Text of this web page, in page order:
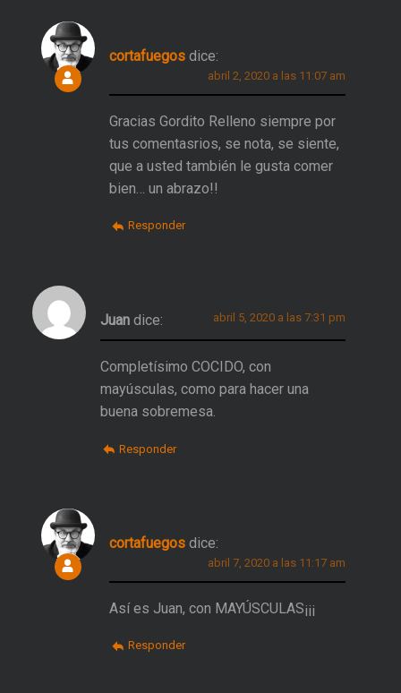
cortafuegos dice:
abril 2, 2020 a las 11:07 am
Gracias Gordito Relleno siempre por
tus comentasrios, se nota, se siente,
que a usted también le gusta comer
bien… un abrazo!!
Responder
Juan dice: abril 5, 2020 a las 7:31 pm
Completísimo COCIDO, con
mayúsculas, como para hacer una
buena sobremesa.
Responder
cortafuegos dice:
abril 7, 2020 a las 11:17 am
Así es Juan, con MAYÚSCULAS¡¡¡
Responder